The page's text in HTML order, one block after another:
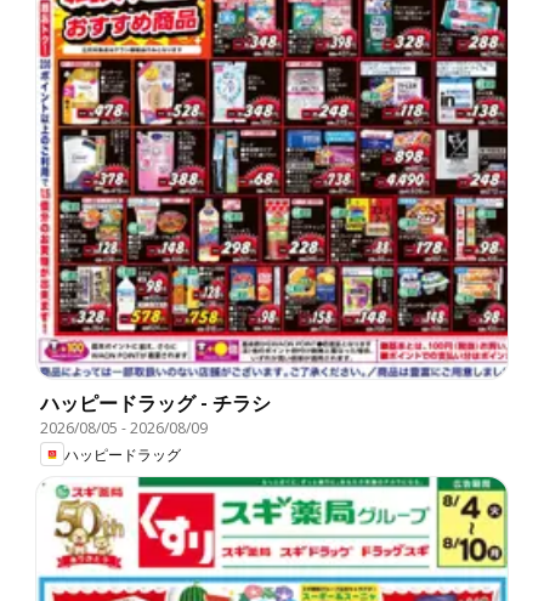
ハッピードラッグ - チラシ
2026/08/05 -2026/08/09
ハッピードラッグ